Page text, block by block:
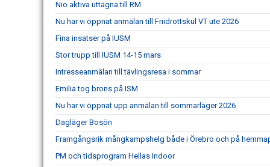
Nio aktiva uttagna till RM
Nu har vi öppnat anmälan till Friidrottskul VT ute 2026
Fina insatser på IUSM
Stor trupp till IUSM 14-15 mars
Intresseanmälan till tävlingsresa i sommar
Emilia tog brons på ISM
Nu har vi öppnat upp anmälan till sommarläger 2026
Dagläger Bosön
Framgångsrik mångkampshelg både i Örebro och på
PM och tidsprogram Hellas Indoor